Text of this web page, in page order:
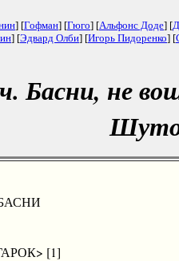
] [Гофман] [Гюго] [Альфонс Доде] [
] [Эдвард Олби] [Игорь Пидоренко] [
Басни, не
[1]